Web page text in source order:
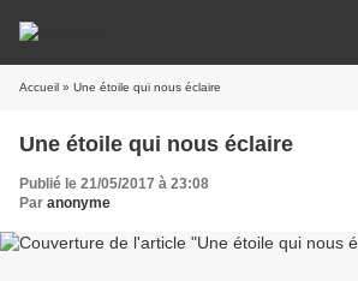
Accueil » Une étoile qui nous éclaire
Une étoile qui nous éclaire
Publié le 21/05/2017 à 23:08
Par anonyme